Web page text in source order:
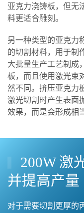
亚克力浇铸板，但无
料更适合雕刻。
另一种类型的亚克力
的切割材料，用于制
大批量生产工艺制成
板，而且使用激光束
然不同。挤压亚克力
激光切割时产生表面
效果，而是会形成相
200W 激
并提高产量
对于需要切割更厚的